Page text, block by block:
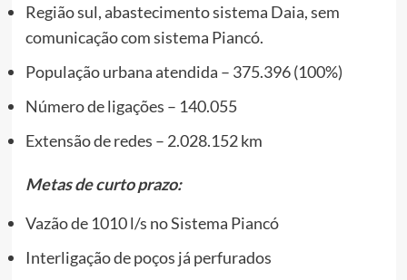
Região sul, abastecimento sistema Daia, sem
comunicação com sistema Piancó.
População urbana atendida – 375.396 (100%)
Número de ligações – 140.055
Extensão de redes – 2.028.152 km
Metas de curto prazo:
Vazão de 1010 l/s no Sistema Piancó
Interligação de poços já perfurados